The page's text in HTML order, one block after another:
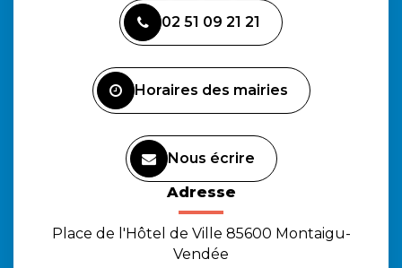
le
compte
le
compte
la
chaîne
02 51 09 21 21
Horaires des mairies
Nous écrire
Adresse
Place de l'Hôtel de Ville 85600 Montaigu-
Vendée